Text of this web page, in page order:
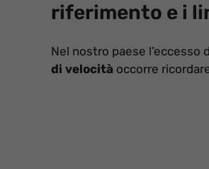
riferimento e i
Nel nostro paese l’eccesso
di velocità occorre